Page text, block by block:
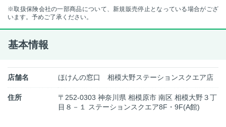
※取扱保険会社の一部商品について、新規販売停止となっている場合がござ
います。予めご了承ください。
基本情報
店舗名 ほけんの窓口 相模大野ステーションスクエア店
住所
〒252-0303 神奈川県 相模原市 南区 相模大野３丁
目８－１ ステーションスクエア8F・9F(A館)